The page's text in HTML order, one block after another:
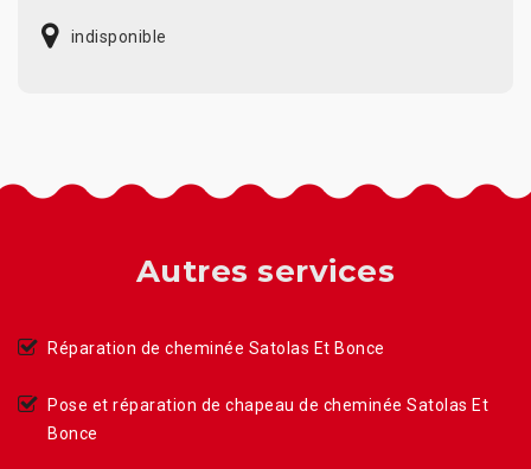
indisponible
Autres services
Réparation de cheminée Satolas Et Bonce
Pose et réparation de chapeau de cheminée Satolas Et
Bonce